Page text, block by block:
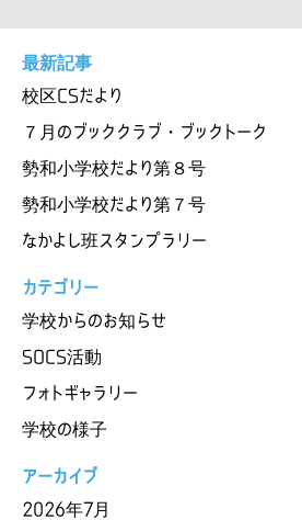
最新記事
校区CSだより
７月のブッククラブ・ブックトーク
勢和小学校だより第８号
勢和小学校だより第７号
なかよし班スタンプラリー
カテゴリー
学校からのお知らせ
SOCS活動
フォトギャラリー
学校の様子
アーカイブ
2026年7月